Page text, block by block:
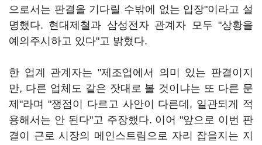
으로서는 판결을 기다릴 수밖에 없는 입장"이라고 설
명했다. 현대제철과 삼성전자 관계자 모두 "상황을
예의주시하고 있다"고 밝혔다.
한 업계 관계자는 "제조업에서 의미 있는 판결이지
만, 다른 업체도 같은 잣대로 볼 것이냐는 또 다른 문
제"라며 "쟁점이 다르고 사안이 다른데, 일관되게 적
용해서는 안 된다"고 주장했다. 이어 "앞으로 이번 판
결이 근로 시장의 메인스트림으로 자리 잡을지는 지